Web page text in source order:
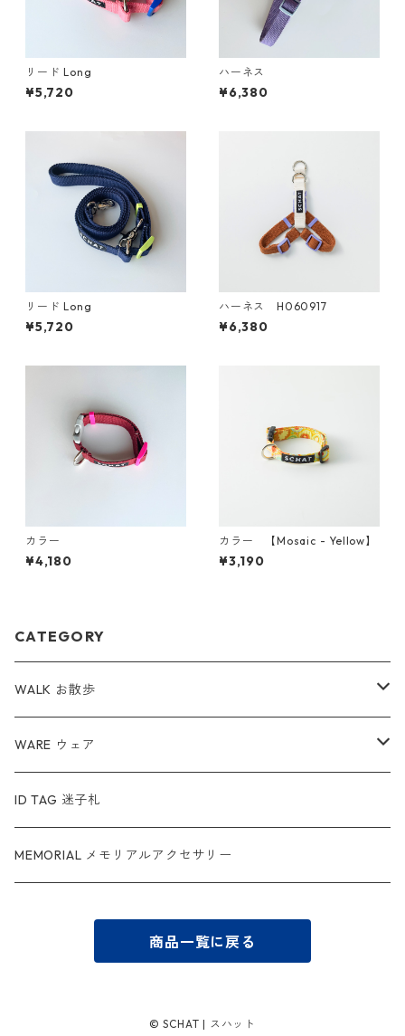
リード Long
¥5,720
ハーネス
¥6,380
リード Long
¥5,720
ハーネス H060917
¥6,380
カラー
¥4,180
カラー 【Mosaic - Yellow】
¥3,190
CATEGORY
WALK お散歩
ハーネス
リード
カラー
WARE ウェア
服
スヌード
ID TAG 迷子札
MEMORIAL メモリアルアクセサリー
商品一覧に戻る
© SCHAT | スハット